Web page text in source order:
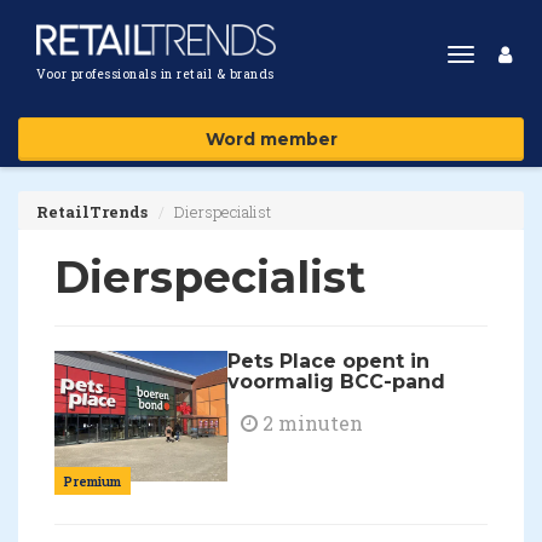
Voor professionals in retail & brands
Toggle
Word member
RetailTrends Dierspecialist
Dierspecialist
Premium
Pets Place opent in
voormalig BCC-pand
2 minuten